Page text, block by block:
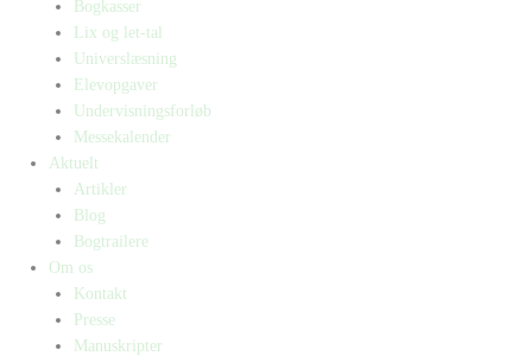
Bogkasser
Lix og let-tal
Universlæsning
Elevopgaver
Undervisningsforløb
Messekalender
Aktuelt
Artikler
Blog
Bogtrailere
Om os
Kontakt
Presse
Manuskripter